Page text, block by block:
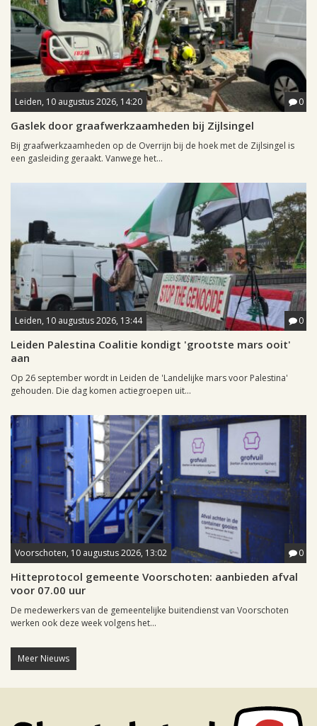
Leiden, 10 augustus 2026, 14:20 0
Gaslek door graafwerkzaamheden bij Zijlsingel
Bij graafwerkzaamheden op de Overrijn bij de hoek met de Zijlsingel is
een gasleiding geraakt. Vanwege het...
Leiden, 10 augustus 2026, 13:44 0
Leiden Palestina Coalitie kondigt 'grootste mars ooit'
aan
Op 26 september wordt in Leiden de 'Landelijke mars voor Palestina'
gehouden. Die dag komen actiegroepen uit...
Voorschoten, 10 augustus 2026, 13:02 0
Hitteprotocol gemeente Voorschoten: aanbieden afval
voor 07.00 uur
De medewerkers van de gemeentelijke buitendienst van Voorschoten
werken ook deze week volgens het...
Meer Nieuws